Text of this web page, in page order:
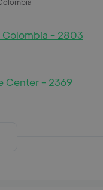
Colombia - 2803
Center - 2369